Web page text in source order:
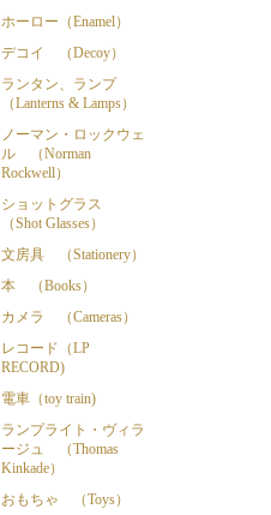
ホーロー（Enamel）
デコイ （Decoy）
ランタン、ランプ
（Lanterns & Lamps）
ノーマン・ロックウェ
ル （Norman
Rockwell）
ショットグラス
（Shot Glasses）
文房具 （Stationery）
本 （Books）
カメラ （Cameras）
レコード（LP
RECORD)
電車（toy train)
ランプライト・ヴィラ
ージュ （Thomas
Kinkade）
おもちゃ （Toys）